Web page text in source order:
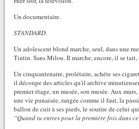
Un documentaire.
STANDARD.
Un adolescent blond marche, seul, dans une
Tintin. Sans Milou. Il marche, encore, il se
Un cinquantenaire, prolétaire, achète ses
il découpe des articles qu'il archive
premier étage, un musée, son musée. Aux
une vie punaisée, rangée comme il faut, la
ballon de cuir à ses pieds, le sourire de celui
“Quand tu entres pour la première fois dans